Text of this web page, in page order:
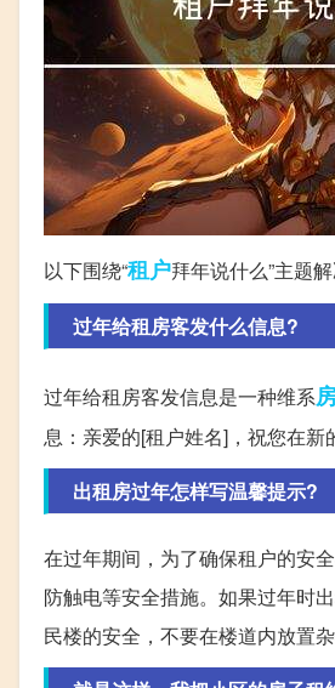
以下围绕“租户拜年说什么”主题
过年给租房客发什么信息?
过年给租房客发信息是一种维系
息：亲爱的[租户姓名]，祝您在新
出租房过年怎样写温馨提示?
在过年期间，为了确保租户的安
防触电等安全措施。如果过年时
民楼的安全，不要在楼道内放置